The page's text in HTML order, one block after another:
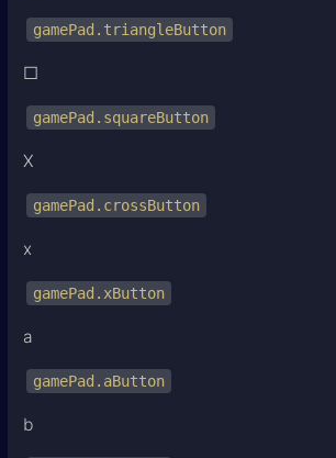
gamePad.triangleButton
□
gamePad.squareButton
X
gamePad.crossButton
x
gamePad.xButton
a
gamePad.aButton
b